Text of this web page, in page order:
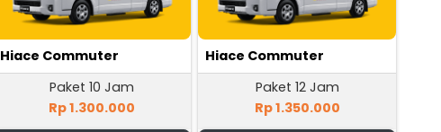
Hiace Commuter
Paket 10 Jam
Rp 1.300.000
Hiace Commuter
Paket 12 Jam
Rp 1.350.000